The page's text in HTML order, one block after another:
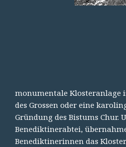
monumentale Klosteranlage
des Grossen oder eine
Gründung des Bistums Chur.
Benediktinerabtei,
Benediktinerinnen das